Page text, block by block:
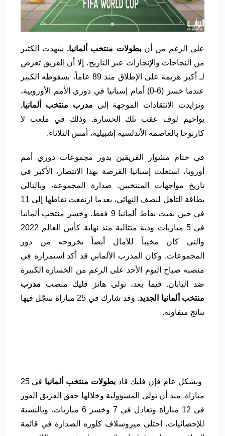
على الرغم من أنبطولات منتخب ألمانيا. شهدت الكثير
من النجاحات والإنجازات عبر التاريخ، إلا أن الفريق تعرض
لـ أكبر هزيمة على الإطلاق منذ 89 عاماً، بسقوطه الكبير
عندما خسر (6-0) أمام إسبانيا في دوري الأمم الأوروبية،
وتزايدت الانتقادات الموجهة إلى مدرب منتخب ألمانيا.
يواخيم لوف عقب تلك الخسارة. وذلك في ملعب لا
كارتوخا بالعاصمة الأندلسية إشبيلية، أمس الثلاثاء.
في ختام مشوار الفريقين بدور مجموعات دوري أمم
أوروبا، استغلت إسبانيا الفرصة بهذا الانتصار، الأكبر في
تاريخ مواجهات المنتخبين. صدارة المجموعة، وبالتالي
بطاقة التأهل لنصف النهائي، بعدما ارتفعت نقاطها إلى 11
في حين بقيت نقاط ألمانيا 9 فقط. وخسر منتخب ألمانيا
في 5 مباريات ودية متتالية منذ نهاية كأس العالم 2022
والتي كان مخيباً للآمال أيضاً بخروجه من دور
المجموعات. وكان المدرب الألماني قد أكد استمراره في
منصبه صباح اليوم الأحد على الرغم من الخسارة الكبيرة
ضد اليابان. فيما بعد، تولى هانز فليك منصب مدرب
منتخب ألمانيا الجديد
. وقد شارك في 25 مباراة سجّل فيها
نتائج متفاوتة.
وبشكل عام فإن فليك قادبطولات منتخب ألمانيا
في 25
مباراة. منذ أن تولى المسؤولية وخلالها حقق الفريق الفوز
في 12 مباراة وتعادل في 7 وخسر 6 مباريات. وبالنسبة
للإحصائيات، احتلى ميروسلاف كلوزه الصدارة في قائمة